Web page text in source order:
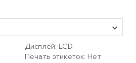
Дисплей: LCD
Печать этикеток: Нет